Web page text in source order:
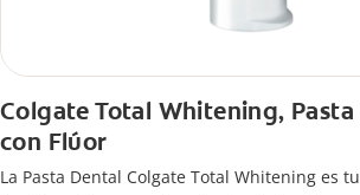
Colgate Total Whitening,
con Flúor
La Pasta Dental Colgate Total Whitening es